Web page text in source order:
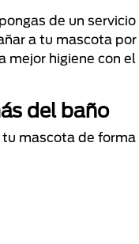
de un
a tu mascota
higiene con
del baño
mascota de